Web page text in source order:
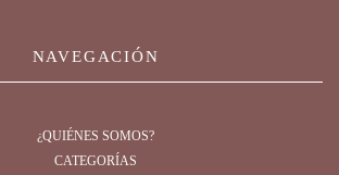
NAVEGACIÓN
¿QUIÉNES SOMOS?
CATEGORÍAS